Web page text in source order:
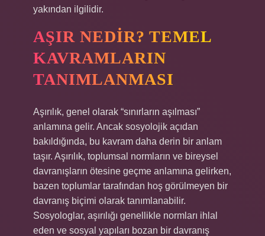
yakından ilgilidir.
AŞIR NEDIR? TEMEL
KAVRAMLARIN
TANIMLANMASI
Aşırılık, genel olarak “sınırların aşılması”
anlamına gelir. Ancak sosyolojik açıdan
bakıldığında, bu kavram daha derin bir anlam
taşır. Aşırılık, toplumsal normların ve bireysel
davranışların ötesine geçme anlamına gelirken,
bazen toplumlar tarafından hoş görülmeyen bir
davranış biçimi olarak tanımlanabilir.
Sosyologlar, aşırılığı genellikle normları ihlal
eden ve sosyal yapıları bozan bir davranış